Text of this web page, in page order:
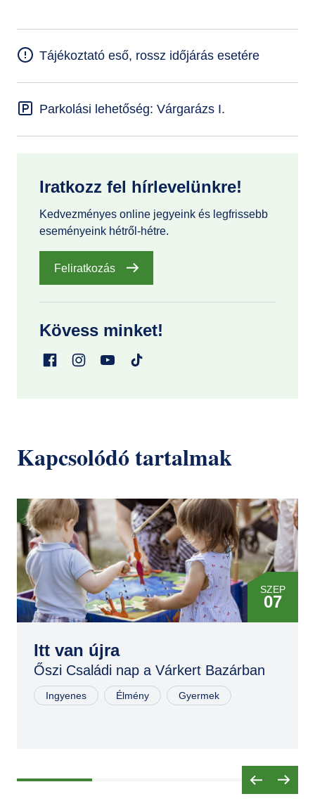
Tájékoztató eső, rossz időjárás esetére
Parkolási lehetőség: Várgarázs I.
Iratkozz fel hírlevelünkre!
Kedvezményes online jegyeink és legfrissebb
eseményeink hétről-hétre.
Feliratkozás
Kövess minket!
Kapcsolódó tartalmak
SZEP
07
Itt van újra
Őszi Családi nap a Várkert Bazárban
Ingyenes Élmény Gyermek